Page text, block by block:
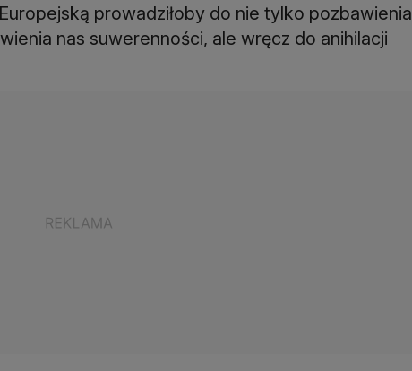
prowadziłoby do nie tylko pozbawienia
nas suwerenności, ale wręcz do anihilacji